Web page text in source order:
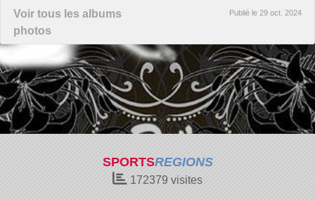
Voir tous les albums
photos
Publié le 29 oct. 2024
SPORTSREGIONS
172379 visites